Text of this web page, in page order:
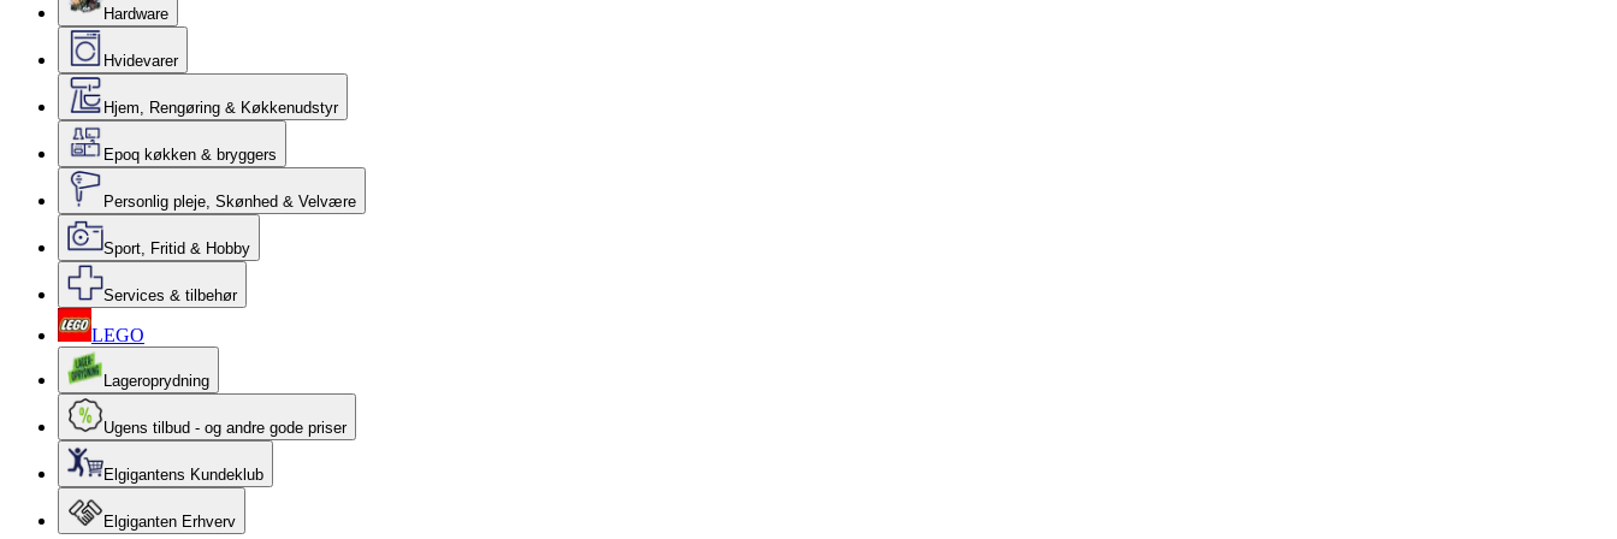
Hardware
Hvidevarer
Hjem, Rengøring & Køkkenudstyr
Epoq køkken & bryggers
Personlig pleje, Skønhed & Velvære
Sport, Fritid & Hobby
Services & tilbehør
LEGO
Lageroprydning
Ugens tilbud - og andre gode priser
Elgigantens Kundeklub
Elgiganten Erhverv